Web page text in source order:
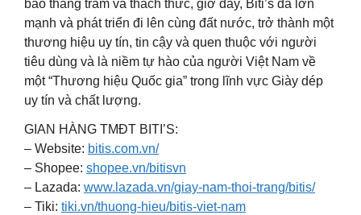
bao thăng trầm và thách thức, giờ đây, Biti’s đã lớn
mạnh và phát triển đi lên cùng đất nước, trở thành một
thương hiệu uy tín, tin cậy và quen thuộc với người
tiêu dùng và là niềm tự hào của người Việt Nam về
một “Thương hiệu Quốc gia” trong lĩnh vực Giày dép
uy tín và chất lượng.
GIAN HÀNG TMĐT BITI’S:
– Website: bitis.com.vn/
– Shopee: shopee.vn/bitisvn
– Lazada: www.lazada.vn/giay-nam-thoi-trang/bitis/
– Tiki: tiki.vn/thuong-hieu/bitis-viet-nam